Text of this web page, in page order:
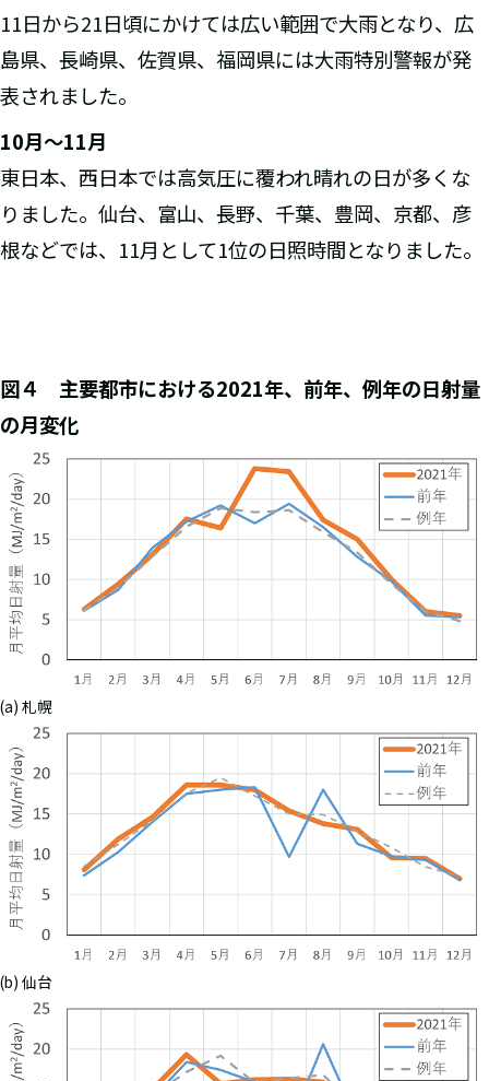
11日から21日頃にかけては広い範囲で大雨となり、広
島県、長崎県、佐賀県、福岡県には大雨特別警報が発
表されました。
10月～11月
東日本、西日本では高気圧に覆われ晴れの日が多くな
りました。仙台、富山、長野、千葉、豊岡、京都、彦
根などでは、11月として1位の日照時間となりました。
図４ 主要都市における2021年、前年、例年の日射量
の月変化
(a) 札幌
(b) 仙台